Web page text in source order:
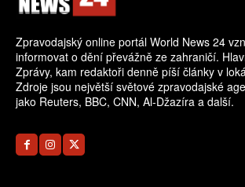
Zpravodajský online portál World News 24
informovat o dění převážně ze zahraničí.
Zprávy, kam redaktoři denně píší články v
Zdroje jsou největší světové zpravodajské
jako Reuters, BBC, CNN, Al-Džazíra a další.